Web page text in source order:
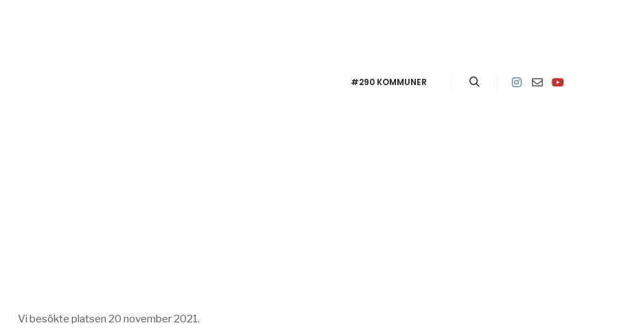
#290 KOMMUNER
Vi besökte platsen 20 november 2021.